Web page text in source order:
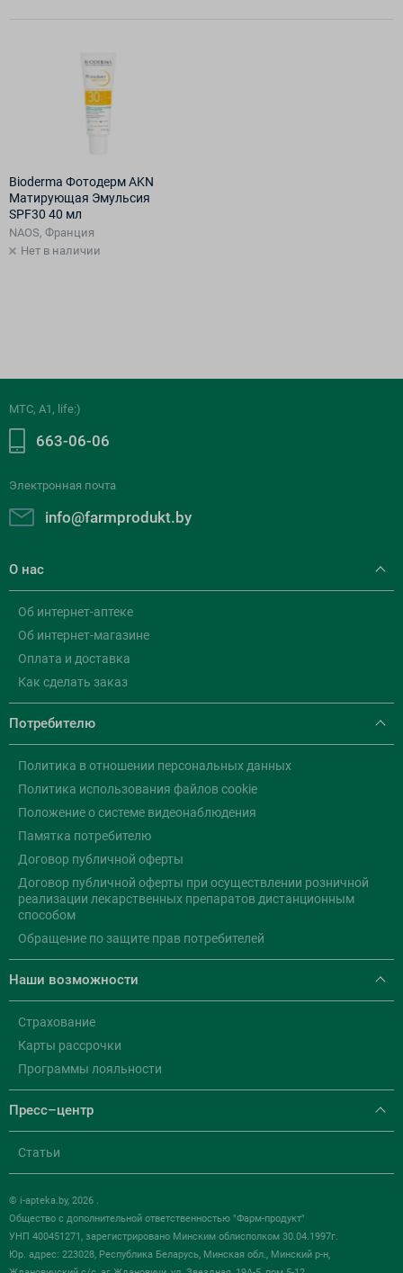
Bioderma Фотодерм AKN
Матирующая Эмульсия
SPF30 40 мл
NAOS, Франция
Нет в наличии
МТС, A1, life:)
663-06-06
Электронная почта
info@farmprodukt.by
О нас
Об интернет-аптеке
Об интернет-магазине
Оплата и доставка
Как сделать заказ
Потребителю
Политика в отношении персональных данных
Политика использования файлов cookie
Положение о системе видеонаблюдения
Памятка потребителю
Договор публичной оферты
Договор публичной оферты при осуществлении розничной
реализации лекарственных препаратов дистанционным
способом
Обращение по защите прав потребителей
Наши возможности
Страхование
Карты рассрочки
Программы лояльности
Пресс–центр
Статьи
© i-apteka.by, 2026 .
Общество с дополнительной ответственностью "Фарм-продукт"
УНП 400451271, зарегистрировано Минским облисполком 30.04.1997г.
Юр. адрес: 223028, Республика Беларусь, Минская обл., Минский р-н,